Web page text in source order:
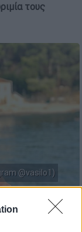
τους
@vasilo1)